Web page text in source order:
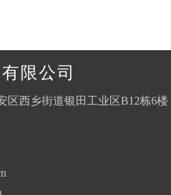
限公司
区西乡街道银田工业区B12栋6楼